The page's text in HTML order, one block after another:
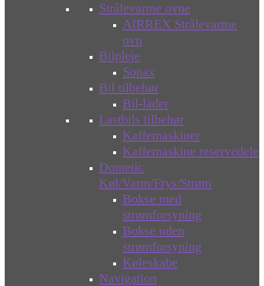
Strålevarme ovne
AIRREX Strålevarme
ovn
Bilpleje
Sonax
Bil tilbehør
Bil-lader
Lastbils tilbehør
Kaffemaskiner
Kaffemaskine reservedele
Dometic
Køl/Varm/Frys/Strøm
Bokse med
strømforsyning
Bokse uden
strømforsyning
Køleskabe
Navigation